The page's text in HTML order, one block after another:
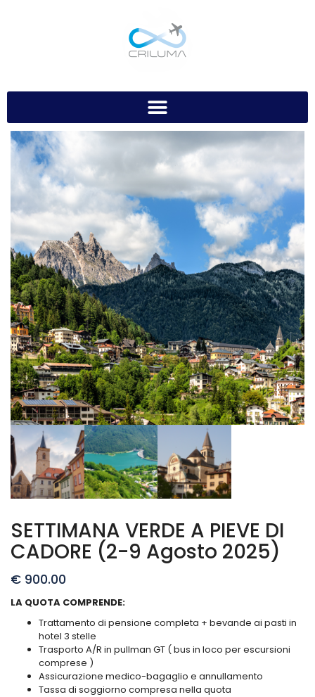
SETTIMANA VERDE A PIEVE DI
CADORE (2-9 Agosto 2025)
€ 900.00
LA QUOTA COMPRENDE:
Trattamento di pensione completa + bevande ai pasti in
hotel 3 stelle
Trasporto A/R in pullman GT ( bus in loco per escursioni
comprese )
Assicurazione medico-bagaglio e annullamento
Tassa di soggiorno compresa nella quota